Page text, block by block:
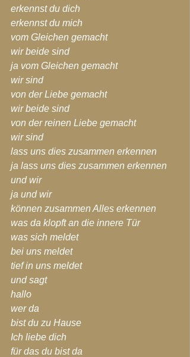
erkennst du dich
erkennst du mich
vom Gleichen gemacht
wir beide sind
ja vom Gleichen gemacht
wir sind
von der Liebe gemacht
wir beide sind
von der reinen Liebe gemacht
wir sind
lass uns dies zusammen erkennen
ja lass uns dies zusammen erkennen
und wir
ja und wir
können zusammen Alles erkennen
was da klopft an die innere Tür
was sich meldet
bei uns meldet
tief in uns meldet
und sagt
hallo
wer da
bist du zu Hause
Ich liebe dich
für das du bist da